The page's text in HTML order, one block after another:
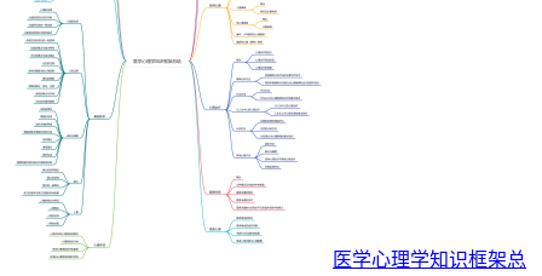
医学心理学知识框架总